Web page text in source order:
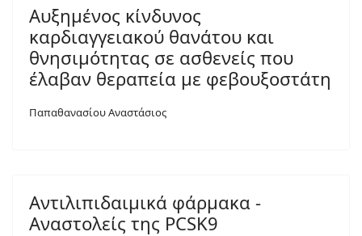
Αυξημένος κίνδυνος
καρδιαγγειακού θανάτου και
θνησιμότητας σε ασθενείς που
έλαβαν θεραπεία με φεβουξοστάτη
Παπαθανασίου Αναστάσιος
Αντιλιπιδαιμικά φάρμακα -
Αναστολείς της PCSK9